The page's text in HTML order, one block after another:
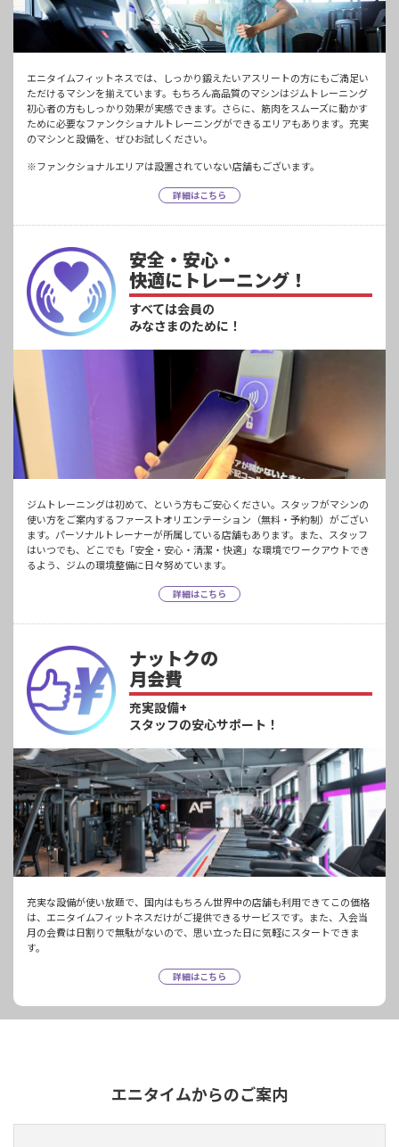
エニタイムフィットネスでは、しっかり鍛えたいアスリートの方にもご満足い
ただけるマシンを揃えています。もちろん高品質のマシンはジムトレーニング
初心者の方もしっかり効果が実感できます。さらに、筋肉をスムーズに動かす
ために必要なファンクショナルトレーニングができるエリアもあります。充実
のマシンと設備を、ぜひお試しください。
※ファンクショナルエリアは設置されていない店舗もございます。
詳細はこちら
安全・安心・
快適にトレーニング！
すべては会員の
みなさまのために！
ジムトレーニングは初めて、という方もご安心ください。スタッフがマシンの
使い方をご案内するファーストオリエンテーション（無料・予約制）がござい
ます。パーソナルトレーナーが所属している店舗もあります。また、スタッフ
はいつでも、どこでも「安全・安心・清潔・快適」な環境でワークアウトでき
るよう、ジムの環境整備に日々努めています。
詳細はこちら
ナットクの
月会費
充実設備+
スタッフの安心サポート！
充実な設備が使い放題で、国内はもちろん世界中の店舗も利用できてこの価格
は、エニタイムフィットネスだけがご提供できるサービスです。また、入会当
月の会費は日割りで無駄がないので、思い立った日に気軽にスタートできま
す。
詳細はこちら
エニタイムからのご案内